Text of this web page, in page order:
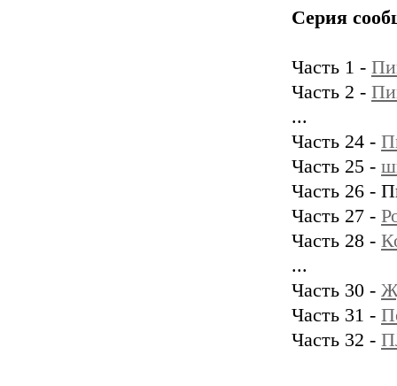
Серия
Часть 1 -
Часть 2 -
...
Часть 24 -
Часть 25 -
Часть 26 -
Часть 27 -
Часть 28 -
...
Часть 30 -
Часть 31 -
Часть 32 -